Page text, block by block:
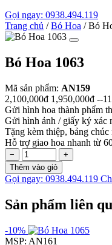
Gọi ngay: 0938.494.119
Trang chủ / Bó Hoa / Bó
Bó Hoa 1063
Mã sản phẩm: AN159
2,100,000đ 1,950,000đ --
Gửi hình hoa thành phẩm
Gửi hình ảnh / giấy ký xác
Tặng kèm thiệp, bảng
Hỗ trợ giao hoa nhanh từ
−
+
Thêm vào giỏ
Gọi ngay: 0938.494.119
Sản phẩm liên
-10%
MSP: AN161